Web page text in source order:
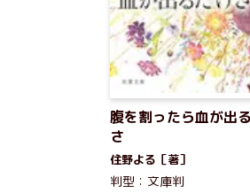
腹を割ったら血が出
さ
住野よる［著］
判型：文庫判